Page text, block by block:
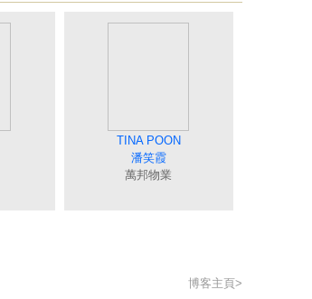
ANGEL CHUNG
鍾唯美
萬邦物業
TAT NG
伍志達
萬邦物業
JOEY TONG
童麗珍
萬邦物業
BILLY LAU
萬邦物業
TINA POON
潘笑霞
萬邦物業
博客主頁>